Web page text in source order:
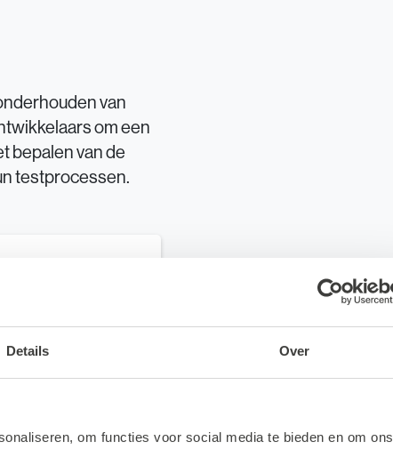
Details Over
om functies voor social media te bieden en om ons
van
om een
bepalen van de
testprocessen.
(13e maand)